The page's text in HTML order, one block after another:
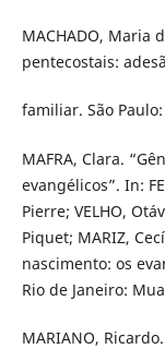
MACHADO, Maria
pentecostais:
familiar. São Paulo:
MAFRA, Clara.
evangélicos”. In:
Pierre; VELHO,
Piquet; MARIZ,
nascimento: os
Rio de Janeiro:
MARIANO,